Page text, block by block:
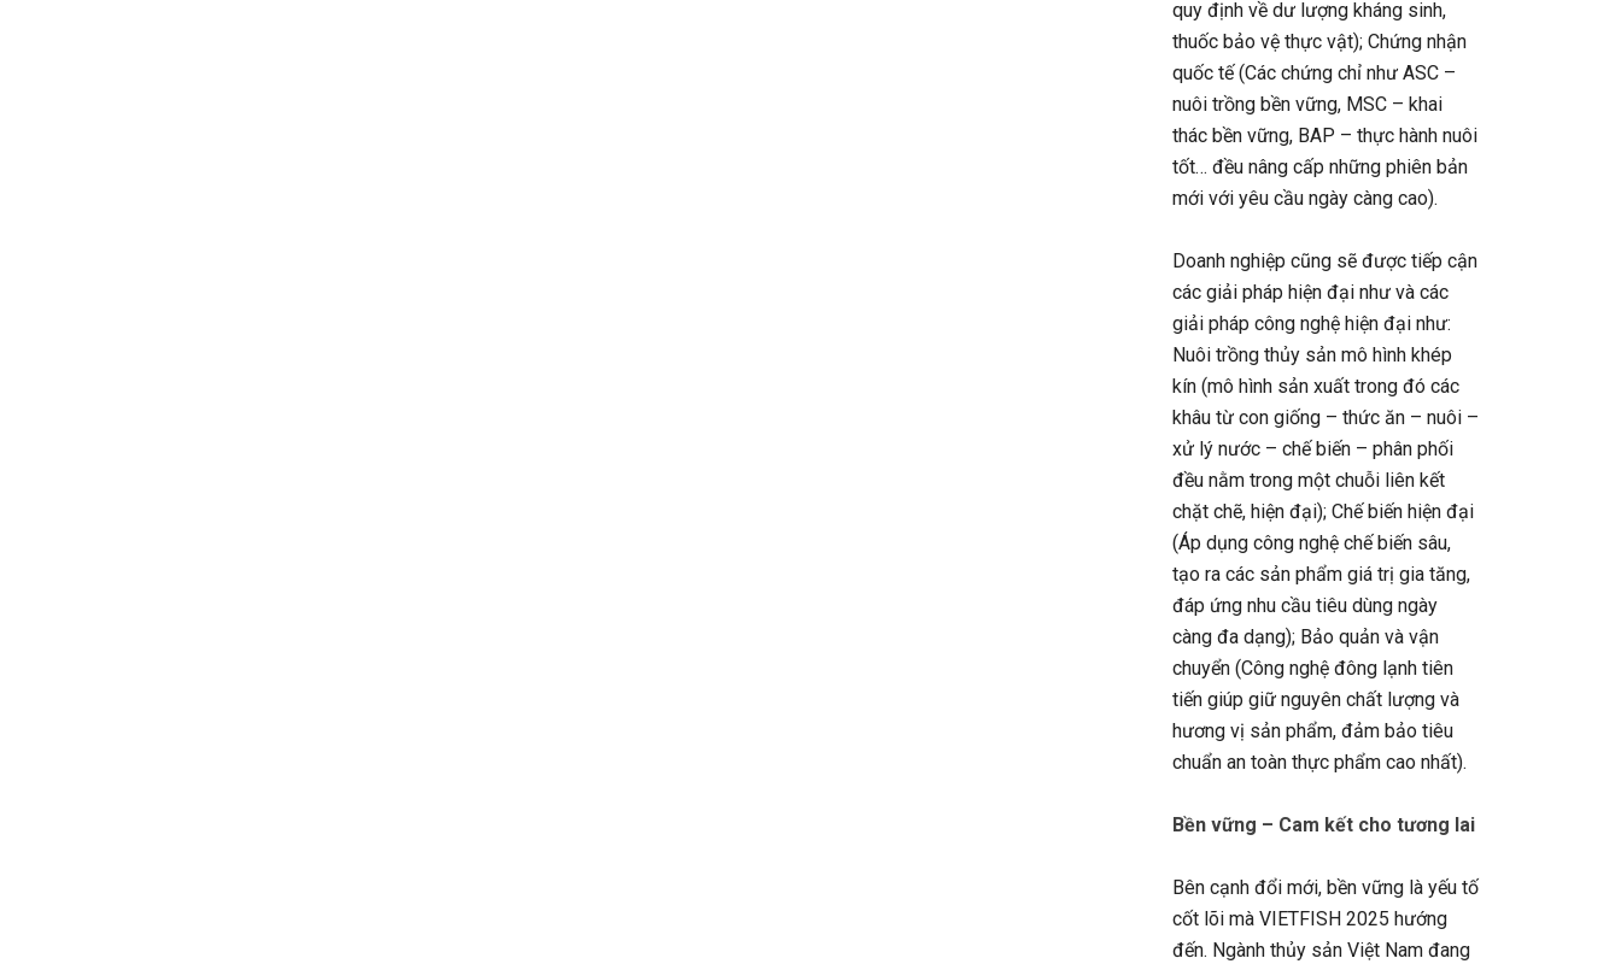
quy định về dư lượng kháng sinh,
thuốc bảo vệ thực vật); Chứng nhận
quốc tế (Các chứng chỉ như ASC –
nuôi trồng bền vững, MSC – khai
thác bền vững, BAP – thực hành nuôi
tốt… đều nâng cấp những phiên bản
mới với yêu cầu ngày càng cao).
Doanh nghiệp cũng sẽ được tiếp cận
các giải pháp hiện đại như và các
giải pháp công nghệ hiện đại như:
Nuôi trồng thủy sản mô hình khép
kín (mô hình sản xuất trong đó các
khâu từ con giống – thức ăn – nuôi –
xử lý nước – chế biến – phân phối
đều nằm trong một chuỗi liên kết
chặt chẽ, hiện đại); Chế biến hiện đại
(Áp dụng công nghệ chế biến sâu,
tạo ra các sản phẩm giá trị gia tăng,
đáp ứng nhu cầu tiêu dùng ngày
càng đa dạng); Bảo quản và vận
chuyển (Công nghệ đông lạnh tiên
tiến giúp giữ nguyên chất lượng và
hương vị sản phẩm, đảm bảo tiêu
chuẩn an toàn thực phẩm cao nhất).
Bền vững – Cam kết cho tương lai
Bên cạnh đổi mới, bền vững là yếu tố
cốt lõi mà VIETFISH 2025 hướng
đến. Ngành thủy sản Việt Nam đang